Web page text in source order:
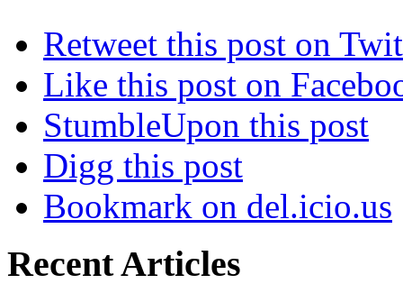
Retweet this post on
Like this post on
StumbleUpon this post
Digg this post
Bookmark on del.icio.us
Recent Articles